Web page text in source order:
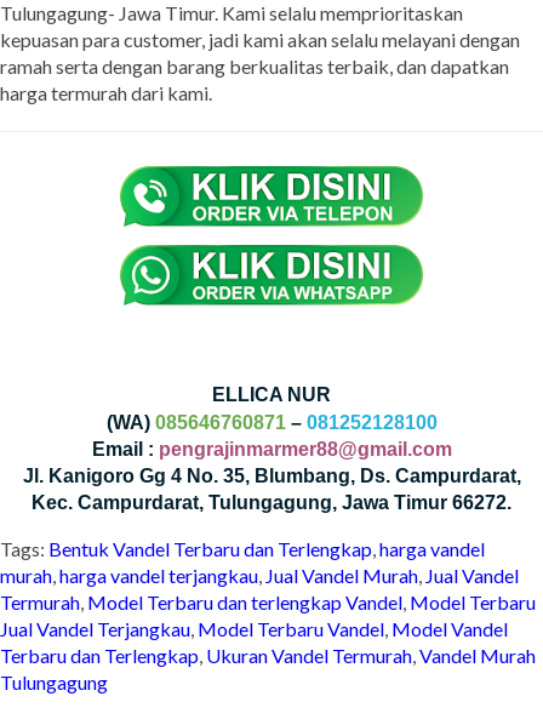
Tulungagung- Jawa Timur. Kami selalu memprioritaskan
kepuasan para customer, jadi kami akan selalu melayani dengan
ramah serta dengan barang berkualitas terbaik, dan dapatkan
harga termurah dari kami.
ELLICA NUR
(WA) 085646760871– 081252128100
Email : pengrajinmarmer88@gmail.com
Jl. Kanigoro Gg 4 No. 35, Blumbang, Ds. Campurdarat,
Kec. Campurdarat, Tulungagung, Jawa Timur 66272.
Tags: Bentuk Vandel Terbaru dan Terlengkap,harga vandel
murah,harga vandel terjangkau, Jual Vandel Murah, Jual Vandel
Termurah, Model Terbaru dan terlengkap Vandel, Model Terbaru
Jual Vandel Terjangkau, Model Terbaru Vandel, Model Vandel
Terbaru dan Terlengkap, Ukuran Vandel Termurah,Vandel Murah
Tulungagung